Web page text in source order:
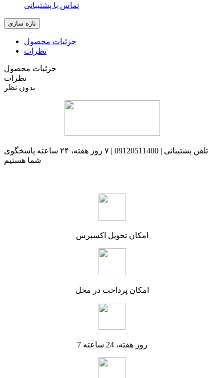
تماس با پشتیبانی
جزئیات محصول
نظرات
جزئیات محصول
نظرات
بدون نظر
تلفن پشتیبانی | 09120511400 | ۷ روز هفته، ۲۴ ساعته پاسخگوی
شما هستیم
امکان تحویل اکسپرس
امکان پرداخت در محل
7 روز هفته، 24 ساعته